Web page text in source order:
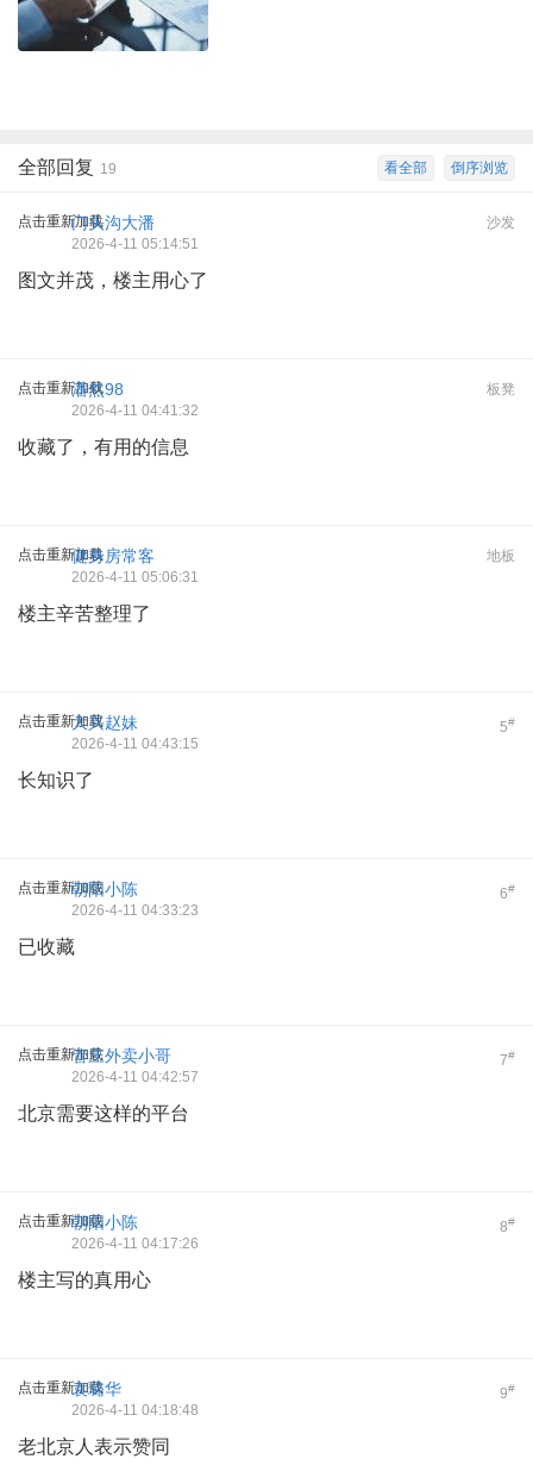
倒序浏览
看全部
全部回复 19
点击重新加载 沙发
门头沟大潘
2026-4-11 05:14:51
图文并茂，楼主用心了
点击重新加载 板凳
潘然98
2026-4-11 04:41:32
收藏了，有用的信息
点击重新加载 地板
健身房常客
2026-4-11 05:06:31
楼主辛苦整理了
点击重新加载 5#
大兴赵妹
2026-4-11 04:43:15
长知识了
点击重新加载 6#
朝阳小陈
2026-4-11 04:33:23
已收藏
点击重新加载 7#
管庄外卖小哥
2026-4-11 04:42:57
北京需要这样的平台
点击重新加载 8#
朝阳小陈
2026-4-11 04:17:26
楼主写的真用心
点击重新加载 9#
袁璐华
2026-4-11 04:18:48
老北京人表示赞同